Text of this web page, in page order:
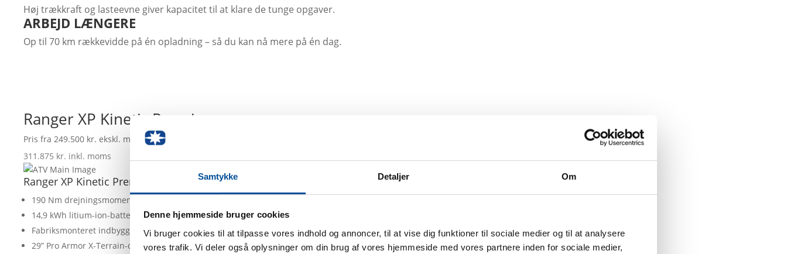
Samtykke Detaljer Om
Denne hjemmeside bruger cookies
Vi bruger cookies til at tilpasse vores indhold og annoncer, til at vise dig funktioner til sociale medier og til at analysere
vores trafik. Vi deler også oplysninger om din brug af vores hjemmeside med vores partnere inden for sociale medier,
Høj trækkraft og lasteevne giver kapacitet til at klare de tunge opgaver.
ARBEJD LÆNGERE
Op til 70 km rækkevidde på én opladning – så du kan nå mere på én dag.
Ranger XP Kinetic Premium
Pris fra 249.500 kr. ekskl. moms
311.875 kr. inkl. moms
Ranger XP Kinetic Premium EGENSKAPER:
190 Nm drejningsmoment
14,9 kWh litium-ion-batteri med op til 70 km anslået rækkevidde*
Fabriksmonteret indbygget lader på 3 kW
29” Pro Armor X-Terrain-dæk og 14” alufælge